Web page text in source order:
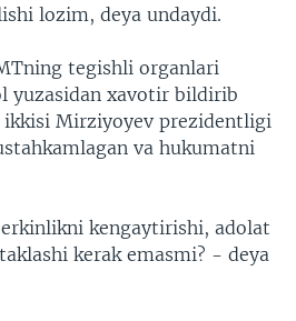
lozim, deya undaydi.
tegishli organlari
yuzasidan xavotir bildirib
ikkisi Mirziyoyev prezidentligi
va hukumatni
kengaytirishi, adolat
kerak emasmi? - deya